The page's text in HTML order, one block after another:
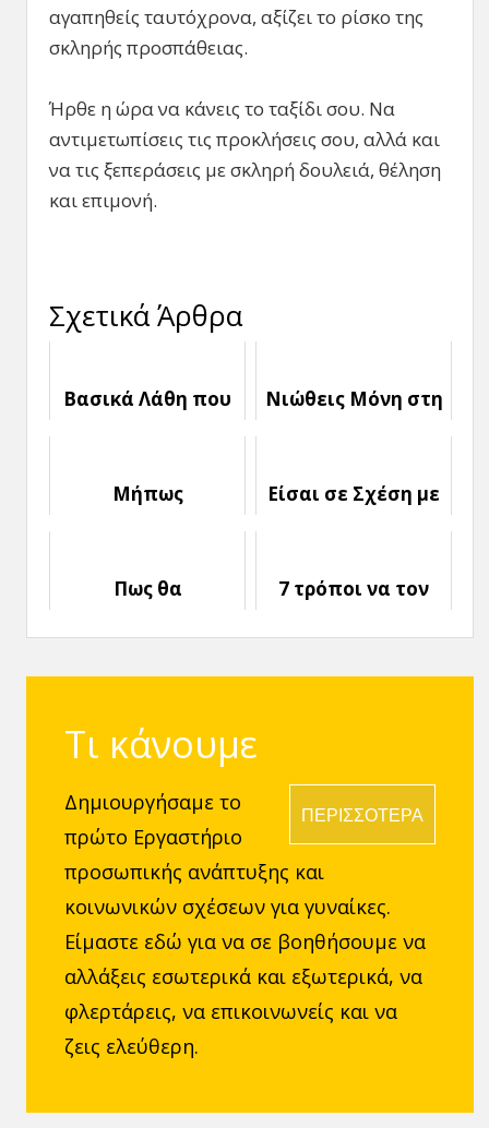
αγαπηθείς ταυτόχρονα, αξίζει το ρίσκο της
σκληρής προσπάθειας.
Ήρθε η ώρα να κάνεις το ταξίδι σου. Να
αντιμετωπίσεις τις προκλήσεις σου, αλλά και
να τις ξεπεράσεις με σκληρή δουλειά, θέληση
και επιμονή.
Σχετικά Άρθρα
Βασικά Λάθη που
Νιώθεις Μόνη στη
Μήπως
Είσαι σε Σχέση με
Πως θα
Σχέση σου έχει
7 τρόποι να τον
Τι κάνουμε
ΠΕΡΙΣΣΟΤΕΡΑ
Δημιουργήσαμε το
πρώτο Εργαστήριο
προσωπικής ανάπτυξης και
κοινωνικών σχέσεων για γυναίκες.
Είμαστε εδώ για να σε βοηθήσουμε να
αλλάξεις εσωτερικά και εξωτερικά, να
φλερτάρεις, να επικοινωνείς και να
ζεις ελεύθερη.